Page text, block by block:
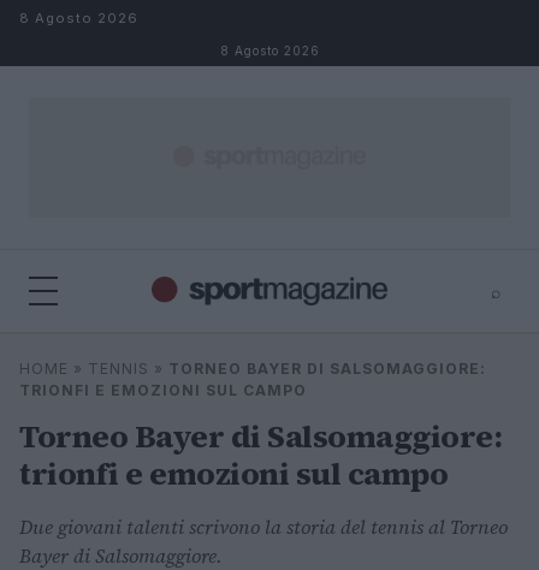
Salta al contenuto
8 Agosto 2026
8 Agosto 2026
⌕
Cerca
⌕
HOME » TENNIS » TORNEO BAYER DI SALSOMAGGIORE:
TRIONFI E EMOZIONI SUL CAMPO
Torneo Bayer di Salsomaggiore:
trionfi e emozioni sul campo
Due giovani talenti scrivono la storia del tennis al Torneo
Bayer di Salsomaggiore.